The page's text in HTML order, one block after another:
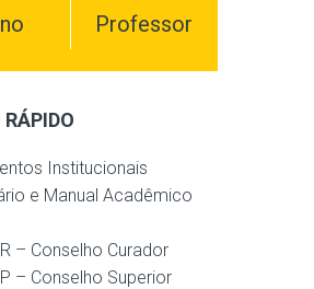
Professor
Institucionais
e Manual Acadêmico
– Conselho Curador
– Conselho Superior